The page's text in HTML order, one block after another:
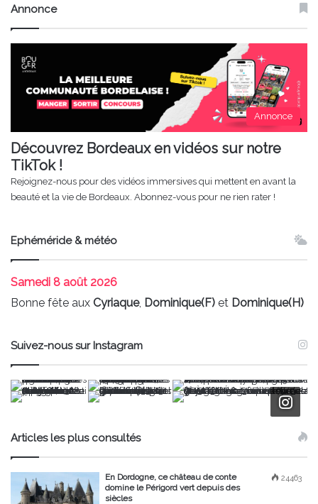
Annonce
Annonce
Découvrez Bordeaux en vidéos sur notre
TikTok !
Rejoignez-nous pour des vidéos immersives qui mettent en avant la
beauté et la vie de Bordeaux. Abonnez-vous pour ne rien rater !
Ephéméride & météo
Samedi 8 août 2026
Bonne fête aux Cyriaque, Dominique(F) et Dominique(H)
Suivez-nous sur Instagram
Articles les plus consultés
24463
En Dordogne, ce château de conte
domine le Périgord vert depuis des
siècles